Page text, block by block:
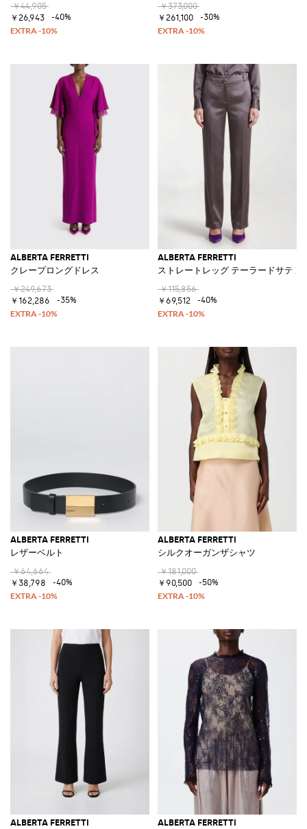
￥44,905
￥26,943
-40%
￥373,000
￥261,100
-30%
ALBERTA FERRETTI
クレープロングドレス
￥249,673
￥162,286
-35%
ALBERTA FERRETTI
ストレートレッグ テーラードサテン
￥115,856
￥69,512
-40%
ALBERTA FERRETTI
レザーベルト
￥64,664
￥38,798
-40%
ALBERTA FERRETTI
シルクオーガンザシャツ
￥181,000
￥90,500
-50%
ALBERTA FERRETTI ALBERTA FERRETTI